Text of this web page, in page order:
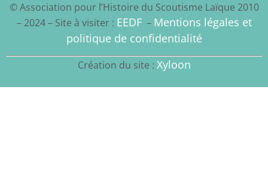
© Association pour l’Histoire du Scoutisme Laïque 2010
– 2024 – Site à visiter : EEDF– Mentions légales et
politique de confidentialité
Création du site : Xyloon